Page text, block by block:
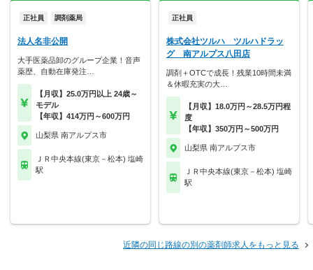
正社員 調剤薬局
法人名非公開
大手医薬品卸のグループ企業！音声
薬歴、自動在庫発注…
【月収】25.0万円以上 24歳～
モデル
【年収】414万円～600万円
山梨県 南アルプス市
ＪＲ中央本線(東京－松本) 塩崎
駅
正社員
株式会社ツルハ ツルハドラッ
グ 南アルプス八田店
調剤＋OTCで成長！残業10時間未満
＆休暇充実の大…
【月収】18.0万円～28.5万円程
度
【年収】350万円～500万円
山梨県 南アルプス市
ＪＲ中央本線(東京－松本) 塩崎
駅
近隣の同じ路線の別の薬剤師求人をもっと見る